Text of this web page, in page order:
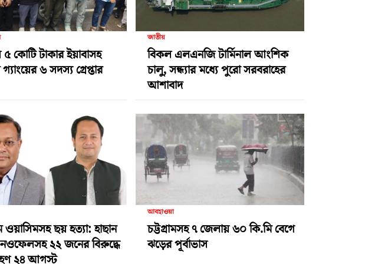
৫ কোটি টাকার ইয়াবাসহ
৬ সদস্য গ্রেপ্তার
জাতীয়
বিকল এলএনজি টার্মিনাল আংশিক
চালু, সন্ধ্যার মধ্যে পুরো সরবরাহের
আশাবাদ
ওয়াসিমসহ ছয় হত্যা: হাছান
২২ জনের বিরুদ্ধে
২৪ আগস্ট
আবহাওয়া
চট্টগ্রামসহ ৭ জেলায় ৬০ কি.মি বেগে
ঝড়ের পূর্বাভাস